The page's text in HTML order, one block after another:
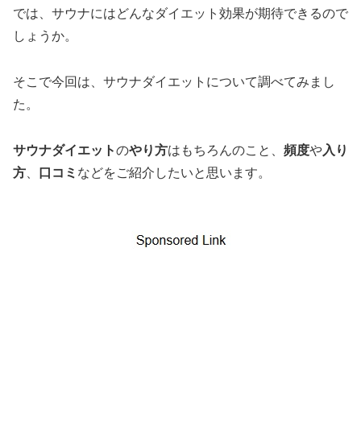
では、サウナにはどんなダイエット効果が期待できるので
しょうか。
そこで今回は、サウナダイエットについて調べてみまし
た。
サウナダイエットのやり方はもちろんのこと、 頻度や入り
方
口コミ などをご紹介したいと思います。